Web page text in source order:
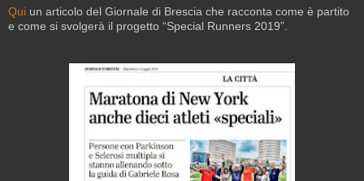
Qui un articolo del Giornale di Brescia che racconta come è partito
e come si svolgerà il progetto “Special Runners 2019”.